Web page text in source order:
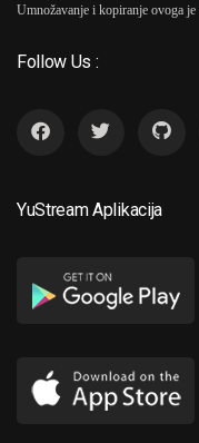
Umnožavanje i kopiranje ovoga je
Follow Us :
YuStream Aplikacija